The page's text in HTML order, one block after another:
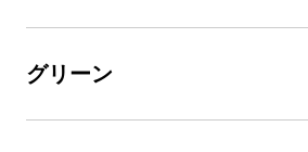
グリーン